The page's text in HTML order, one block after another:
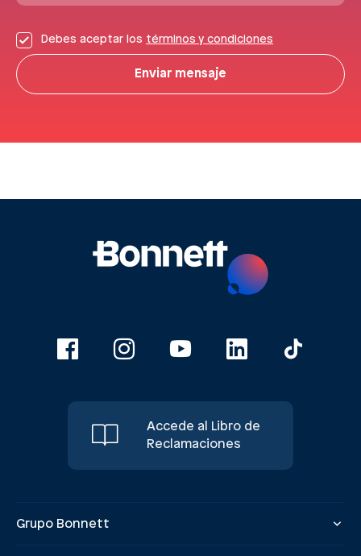
Debes aceptar los términos y condiciones
Enviar mensaje
Accede al Libro de
Reclamaciones
Grupo Bonnett